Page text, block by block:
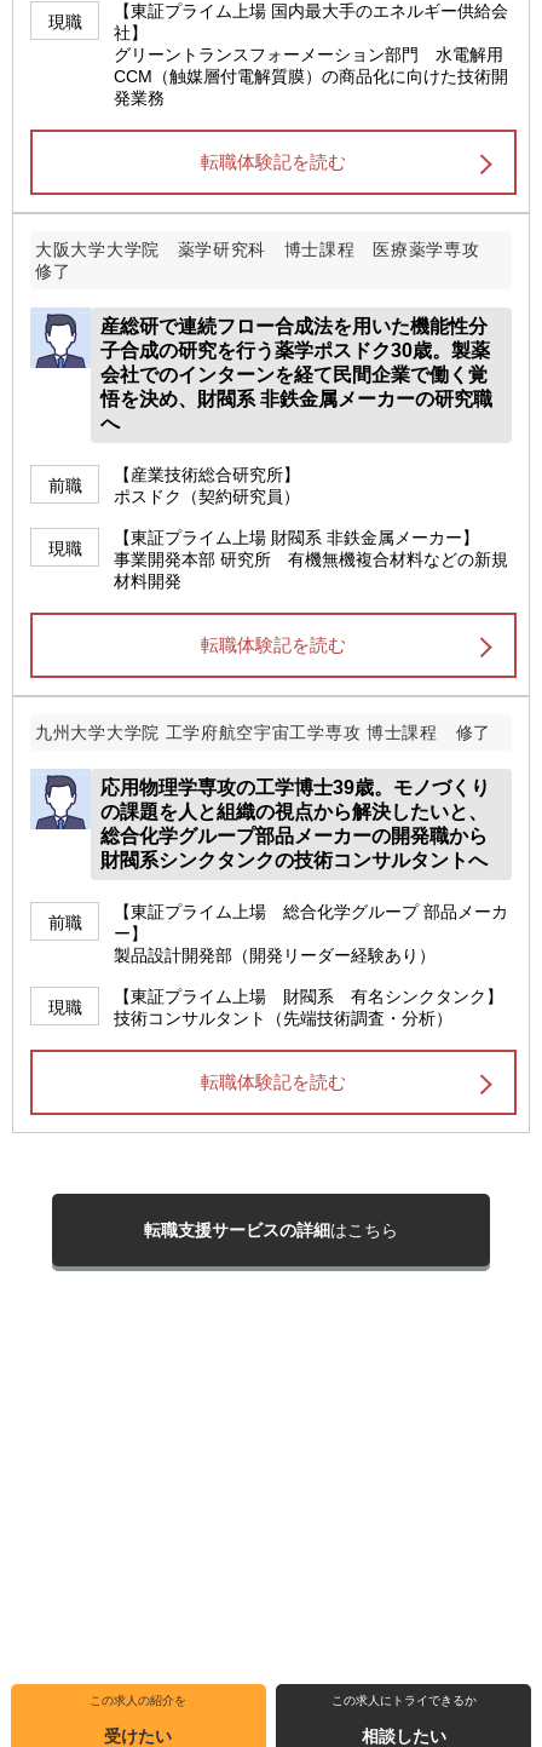
この求人の紹介を
受けたい
この求人にトライできるか
相談したい
現職
【東証プライム上場 国内最大手のエネルギー供給会
社】
グリーントランスフォーメーション部門 水電解用
CCM（触媒層付電解質膜）の商品化に向けた技術開
発業務
転職体験記を読む
大阪大学大学院 薬学研究科 博士課程 医療薬学専攻
修了
産総研で連続フロー合成法を用いた機能性分
子合成の研究を行う薬学ポスドク30歳。製薬
会社でのインターンを経て民間企業で働く覚
悟を決め、財閥系 非鉄金属メーカーの研究職
へ
前職
【産業技術総合研究所】
ポスドク（契約研究員）
現職
【東証プライム上場 財閥系 非鉄金属メーカー】
事業開発本部 研究所 有機無機複合材料などの新規
材料開発
転職体験記を読む
九州大学大学院 工学府航空宇宙工学専攻 博士課程 修了
応用物理学専攻の工学博士39歳。モノづくり
の課題を人と組織の視点から解決したいと、
総合化学グループ部品メーカーの開発職から
財閥系シンクタンクの技術コンサルタントへ
前職
【東証プライム上場 総合化学グループ 部品メーカ
ー】
製品設計開発部（開発リーダー経験あり）
現職
【東証プライム上場 財閥系 有名シンクタンク】
技術コンサルタント（先端技術調査・分析）
転職体験記を読む
転職支援サービスの詳細はこちら